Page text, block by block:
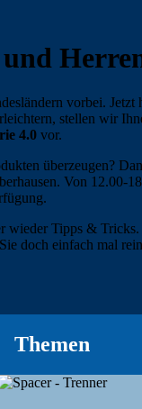
und
vorbei.
stellen wir
4.0 vor.
überzeugen?
Von 12.00-
wieder Tipps &
doch einfach mal
Themen